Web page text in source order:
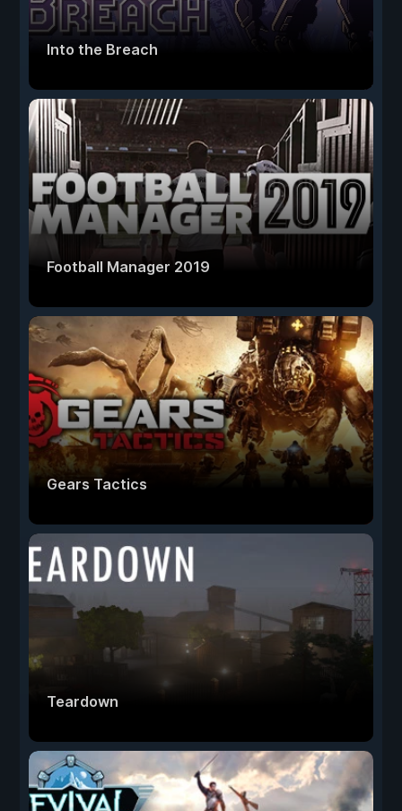
Into the Breach
Football Manager 2019
Gears Tactics
Teardown